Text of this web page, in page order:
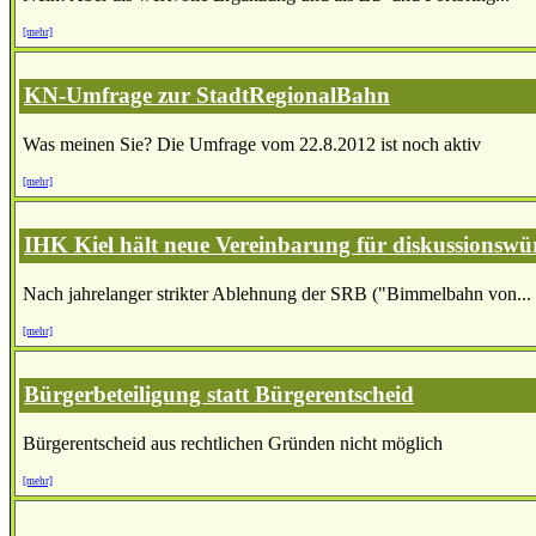
[mehr]
KN-Umfrage zur StadtRegionalBahn
Was meinen Sie? Die Umfrage vom 22.8.2012 ist noch aktiv
[mehr]
IHK Kiel hält neue Vereinbarung für
Nach jahrelanger strikter Ablehnung der SRB ("Bimmelbahn von...
[mehr]
Bürgerbeteiligung statt Bürgerentscheid
Bürgerentscheid aus rechtlichen Gründen nicht möglich
[mehr]